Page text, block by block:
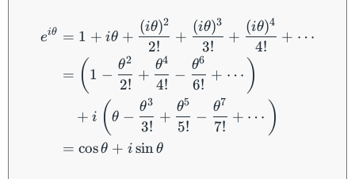
\begin{aligned}
eiθ = 1 + iθ +
2!
(iθ)2
+
3!
(iθ)3
+
4!
(iθ)4
+ ⋯
= ( 1 −
2!
θ2
+
4!
θ4
−
6!
θ6
+ ⋯ )
+ i ( θ −
3!
θ3
+
5!
θ5
−
7!
θ7
+ ⋯ )
= cosθ + i sinθ